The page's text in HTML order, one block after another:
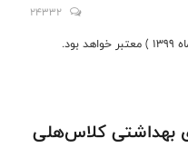
24332
بهداشتی کلاس‌هلی